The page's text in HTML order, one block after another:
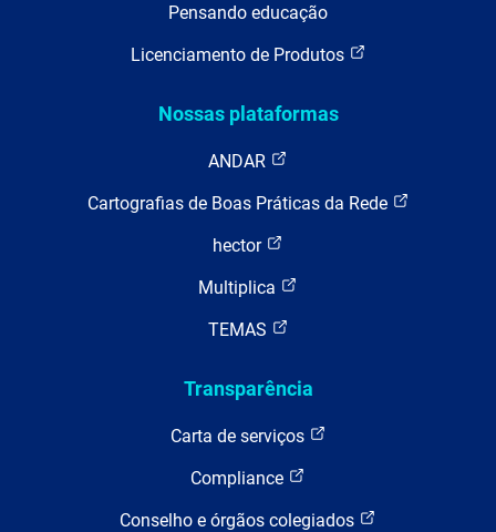
Pensando educação
Licenciamento de Produtos
Nossas plataformas
ANDAR
Cartografias de Boas Práticas da Rede
hector
Multiplica
TEMAS
Transparência
Carta de serviços
Compliance
Conselho e órgãos colegiados